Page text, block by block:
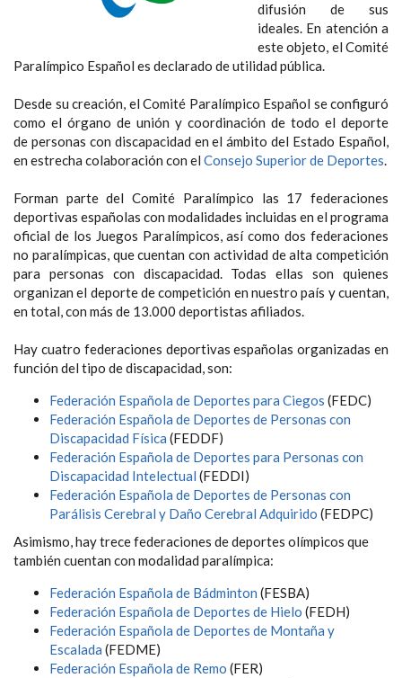
difusión de sus
ideales. En atención a
este objeto, el Comité
Paralímpico Español es declarado de utilidad pública.
Desde su creación, el Comité Paralímpico Español se configuró
como el órgano de unión y coordinación de todo el deporte
de personas con discapacidad en el ámbito del Estado Español,
en estrecha colaboración con el Consejo Superior de Deportes.
Forman parte del Comité Paralímpico las 17 federaciones
deportivas españolas con modalidades incluidas en el programa
oficial de los Juegos Paralímpicos, así como dos federaciones
no paralímpicas, que cuentan con actividad de alta competición
para personas con discapacidad. Todas ellas son quienes
organizan el deporte de competición en nuestro país y cuentan,
en total, con más de 13.000 deportistas afiliados.
Hay cuatro federaciones deportivas españolas organizadas en
función del tipo de discapacidad, son:
Federación Española de Deportes para Ciegos (FEDC)
Federación Española de Deportes de Personas con
Discapacidad Física (FEDDF)
Federación Española de Deportes para Personas con
Discapacidad Intelectual (FEDDI)
Federación Española de Deportes de Personas con
Parálisis Cerebral y Daño Cerebral Adquirido (FEDPC)
Asimismo, hay trece federaciones de deportes olímpicos que
también cuentan con modalidad paralímpica:
Federación Española de Bádminton (FESBA)
Federación Española de Deportes de Hielo (FEDH)
Federación Española de Deportes de Montaña y
Escalada (FEDME)
Federación Española de Remo (FER)